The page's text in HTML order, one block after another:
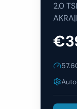
2.0